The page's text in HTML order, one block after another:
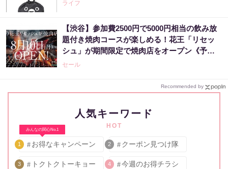
ライフ
【渋谷】参加費2500円で5000円相当の飲み放
題付き焼肉コースが楽しめる！花王「リセッ
シュ」が期間限定で焼肉店をオープン《予約
受付中》
セール
Recommended by
人気キーワード
HOT
みんなの関心No.1
1 お得なキャンペーン 2 クーポン見つけ隊
3 トクトクトーキョー 4 今週のお得チラシ